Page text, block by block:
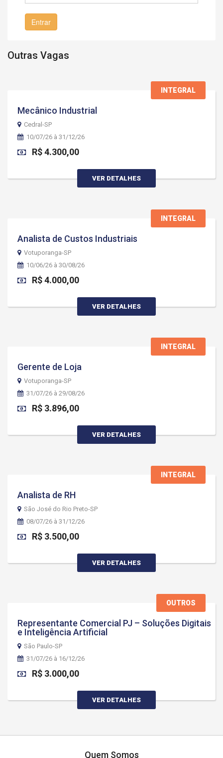
Entrar
Outras Vagas
INTEGRAL
Mecânico Industrial
Cedral-SP
10/07/26 à 31/12/26
R$ 4.300,00
VER DETALHES
INTEGRAL
Analista de Custos Industriais
Votuporanga-SP
10/06/26 à 30/08/26
R$ 4.000,00
VER DETALHES
INTEGRAL
Gerente de Loja
Votuporanga-SP
31/07/26 à 29/08/26
R$ 3.896,00
VER DETALHES
INTEGRAL
Analista de RH
São José do Rio Preto-SP
08/07/26 à 31/12/26
R$ 3.500,00
VER DETALHES
OUTROS
Representante Comercial PJ – Soluções Digitais
e Inteligência Artificial
São Paulo-SP
31/07/26 à 16/12/26
R$ 3.000,00
VER DETALHES
Quem Somos